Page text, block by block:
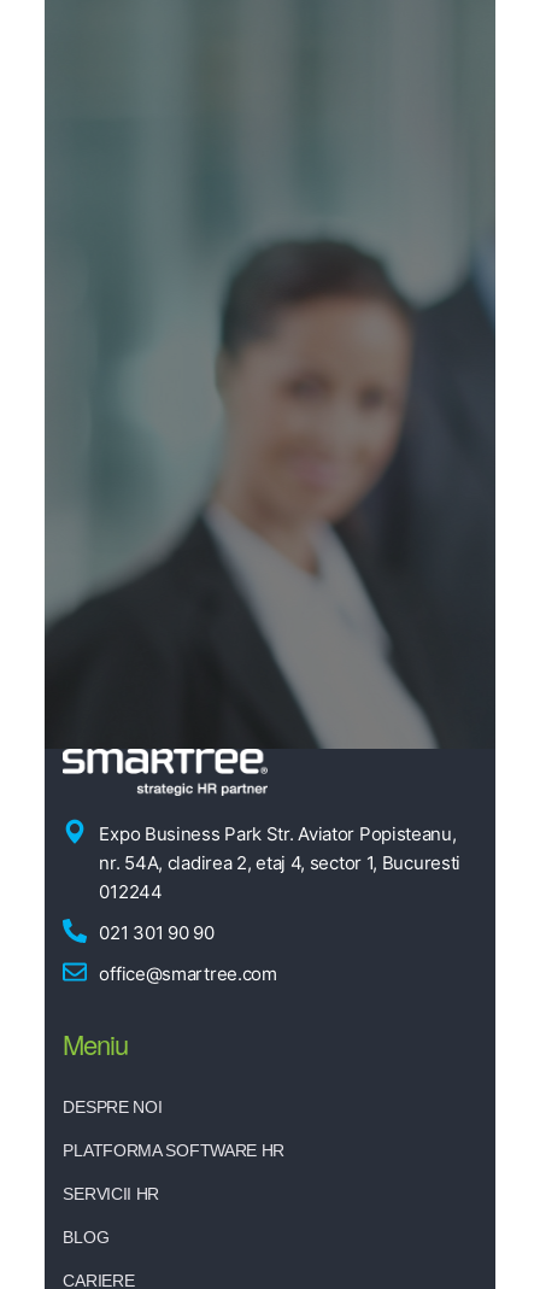
Expo Business Park Str. Aviator Popisteanu,
nr. 54A, cladirea 2, etaj 4, sector 1, Bucuresti
012244
021 301 90 90
office@smartree.com
Meniu
DESPRE NOI
PLATFORMA SOFTWARE HR
SERVICII HR
BLOG
CARIERE